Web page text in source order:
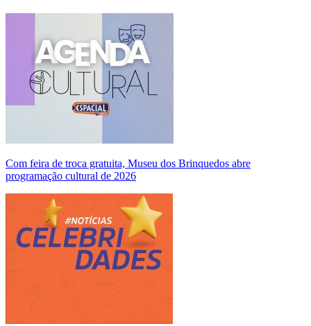
Com feira de troca gratuita, Museu dos Brinquedos abre
programação cultural de 2026